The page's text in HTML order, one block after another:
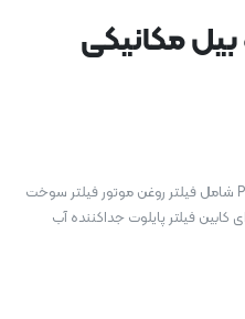
مکانیکی
کیت فیلتر کوماتسو بیل مکانیکی PC200-7 شامل فیلتر روغن موتور فیلتر سوخت
کابین فیلتر پایلوت جداکننده آب